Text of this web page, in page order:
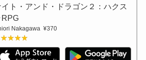
イト・アンド・ドラゴン２：ハクス
RPG
Nakagawa ¥370